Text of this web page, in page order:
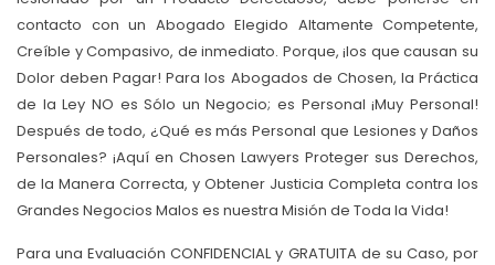
contacto con un Abogado Elegido Altamente Competente,
Creíble y Compasivo, de inmediato. Porque, ¡los que causan su
Dolor deben Pagar! Para los Abogados de Chosen, la Práctica
de la Ley NO es Sólo un Negocio; es Personal ¡Muy Personal!
Después de todo, ¿Qué es más Personal que Lesiones y Daños
Personales? ¡Aquí en Chosen Lawyers Proteger sus Derechos,
de la Manera Correcta, y Obtener Justicia Completa contra los
Grandes Negocios Malos es nuestra Misión de Toda la Vida!
Para una Evaluación CONFIDENCIAL y GRATUITA de su Caso, por